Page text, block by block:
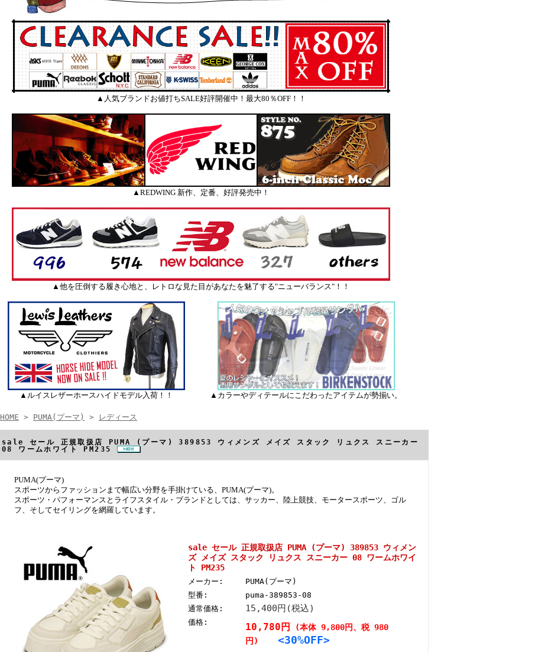
▲人気ブランドお値打ちSALE好評開催中！最大80％OFF！！
▲REDWING 新作、定番、好評発売中！
▲他を圧倒する履き心地と、レトロな見た目があなたを魅了する"ニューバランス"！！
▲ルイスレザーホースハイドモデル入荷！！ ▲カラーやディテールにこだわったアイテムが勢揃い。
HOME > PUMA(プーマ) > レディース
sale セール 正規取扱店 PUMA (プーマ) 389853 ウィメンズ メイズ スタック リュクス スニーカー
08 ワームホワイト PM235
PUMA(プーマ)
スポーツからファッションまで幅広い分野を手掛けている、PUMA(プーマ)。
スポーツ・パフォーマンスとライフスタイル・ブランドとしては、サッカー、陸上競技、モータースポーツ、ゴル
フ、そしてセイリングを網羅しています。
sale セール 正規取扱店 PUMA (プーマ) 389853 ウィメン
ズ メイズ スタック リュクス スニーカー 08 ワームホワイ
ト PM235
メーカー:
PUMA(プーマ)
型番:
puma-389853-08
通常価格:
15,400円(税込)
価格: 10,780円
(本体 9,800円、税 980
円)
<30%OFF>